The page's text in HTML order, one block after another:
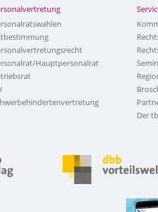
Hauptpersonalrat
Der